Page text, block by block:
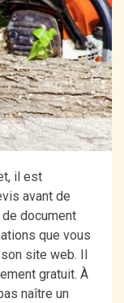
il est
avant de
document
que vous
site web. Il
gratuit. À
naître un